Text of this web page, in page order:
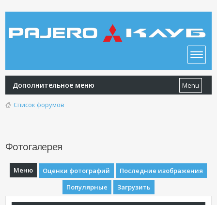
Дополнительное меню Menu
Список форумов
Фотогалерея
Меню Оценки фотографий
Последние изображения
Популярные
Загрузить